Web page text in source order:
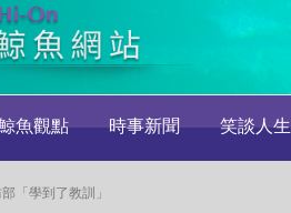
魚觀點 時事新聞 笑談人生
「學到了教訓」